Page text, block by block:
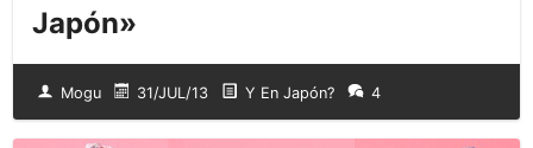
Japón»
Mogu 31/JUL/13 Y En Japón? 4